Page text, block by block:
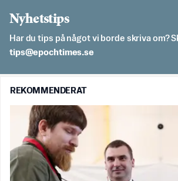
Nyhetstips
Har du tips på något vi borde skriva om?
es.semithcope@spit
REKOMMENDERAT